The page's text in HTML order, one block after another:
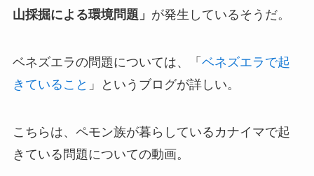
山採掘による環境問題」 が発生しているそうだ。
ベネズエラの問題については、「 ベネズエラで起
きていること 」というブログが詳しい。
こちらは、ペモン族が暮らしているカナイマで起
きている問題についての動画。